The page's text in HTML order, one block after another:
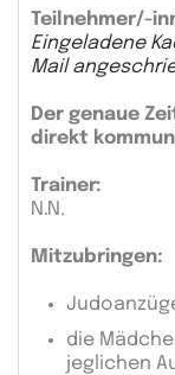
Teilnehmer/-
Eingeladene
Mail
Der genaue
direkt
Trainer:
N.N.
Mitzubringen:
die
jeglichen